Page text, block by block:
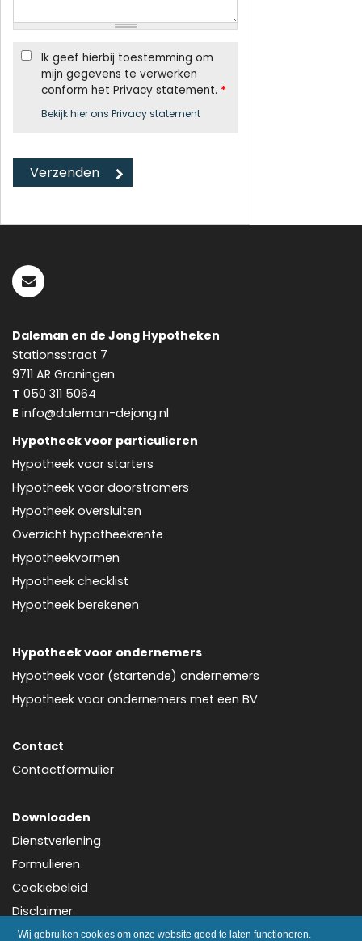
Wij gebruiken cookies om onze website goed te laten functioneren.
Ik geef hierbij toestemming om
mijn gegevens te verwerken
conform het Privacy statement. *
Bekijk hier ons Privacy statement
Daleman en de Jong Hypotheken
Stationsstraat 7
9711 AR Groningen
T 050 311 5064
E info@daleman-dejong.nl
Hypotheek voor particulieren
Hypotheek voor starters
Hypotheek voor doorstromers
Hypotheek oversluiten
Overzicht hypotheekrente
Hypotheekvormen
Hypotheek checklist
Hypotheek berekenen
Hypotheek voor ondernemers
Hypotheek voor (startende) ondernemers
Hypotheek voor ondernemers met een BV
Contact
Contactformulier
Downloaden
Dienstverlening
Formulieren
Cookiebeleid
Disclaimer
Privacy